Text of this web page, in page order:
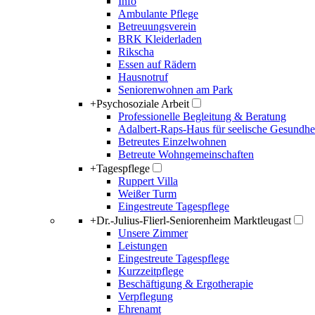
Ambulante Pflege
Betreuungsverein
BRK Kleiderladen
Rikscha
Essen auf Rädern
Hausnotruf
Seniorenwohnen am Park
+Psychosoziale Arbeit
Professionelle Begleitung & Beratung
Adalbert-Raps-Haus für seelische
Betreutes Einzelwohnen
Betreute Wohngemeinschaften
+Tagespflege
Ruppert Villa
Weißer Turm
Eingestreute Tagespflege
+Dr.-Julius-Flierl-Seniorenheim Marktleugast
Unsere Zimmer
Leistungen
Eingestreute Tagespflege
Kurzzeitpflege
Beschäftigung & Ergotherapie
Verpflegung
Ehrenamt